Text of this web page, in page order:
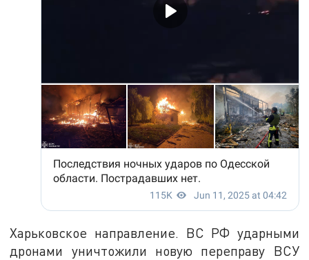
Харьковское направление. ВС РФ ударными
дронами уничтожили новую переправу ВСУ